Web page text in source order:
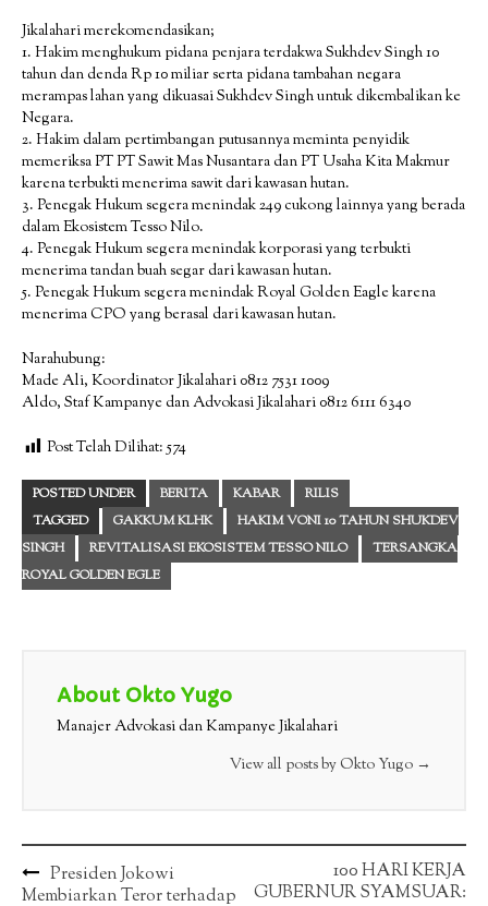
Jikalahari merekomendasikan;
1. Hakim menghukum pidana penjara terdakwa Sukhdev Singh 10
tahun dan denda Rp 10 miliar serta pidana tambahan negara
merampas lahan yang dikuasai Sukhdev Singh untuk dikembalikan ke
Negara.
2. Hakim dalam pertimbangan putusannya meminta penyidik
memeriksa PT PT Sawit Mas Nusantara dan PT Usaha Kita Makmur
karena terbukti menerima sawit dari kawasan hutan.
3. Penegak Hukum segera menindak 249 cukong lainnya yang berada
dalam Ekosistem Tesso Nilo.
4. Penegak Hukum segera menindak korporasi yang terbukti
menerima tandan buah segar dari kawasan hutan.
5. Penegak Hukum segera menindak Royal Golden Eagle karena
menerima CPO yang berasal dari kawasan hutan.
Narahubung:
Made Ali, Koordinator Jikalahari 0812 7531 1009
Aldo, Staf Kampanye dan Advokasi Jikalahari 0812 6111 6340
Post Telah Dilihat: 574
POSTED UNDER BERITA KABAR
RILIS
TAGGED
GAKKUM KLHK
HAKIM VONI 10 TAHUN SHUKDEV
SINGH
REVITALISASI EKOSISTEM TESSO NILO
TERSANGKA
ROYAL GOLDEN EGLE
About Okto Yugo
Manajer Advokasi dan Kampanye Jikalahari
View all posts by Okto Yugo →
PostPresiden Jokowi
Membiarkan Teror terhadap
100 HARI KERJA
GUBERNUR SYAMSUAR: